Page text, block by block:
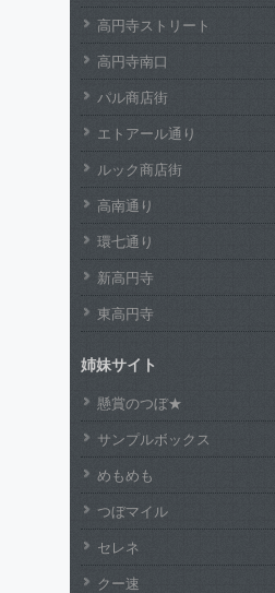
高円寺ストリート
高円寺南口
パル商店街
エトアール通り
ルック商店街
高南通り
環七通り
新高円寺
東高円寺
姉妹サイト
懸賞のつぼ★
サンプルボックス
めもめも
つぼマイル
セレネ
クー速